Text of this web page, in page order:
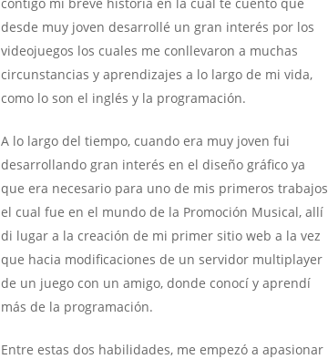
desde muy joven desarrollé un gran interés por los
videojuegos los cuales me conllevaron a muchas
circunstancias y aprendizajes a lo largo de mi vida,
como lo son el inglés y la programación.
A lo largo del tiempo, cuando era muy joven fui
desarrollando gran interés en el diseño gráfico ya
que era necesario para uno de mis primeros trabajos
el cual fue en el mundo de la Promoción Musical, allí
di lugar a la creación de mi primer sitio web a la vez
que hacia modificaciones de un servidor multiplayer
de un juego con un amigo, donde conocí y aprendí
más de la programación.
Entre estas dos habilidades, me empezó a apasionar